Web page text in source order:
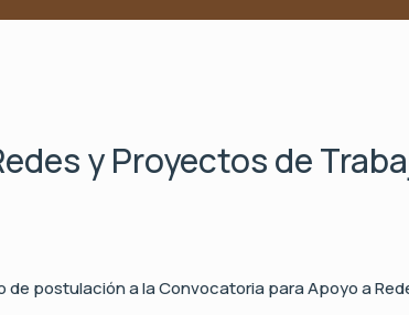
y Proyectos de
de postulación a la Convocatoria para Apoyo a